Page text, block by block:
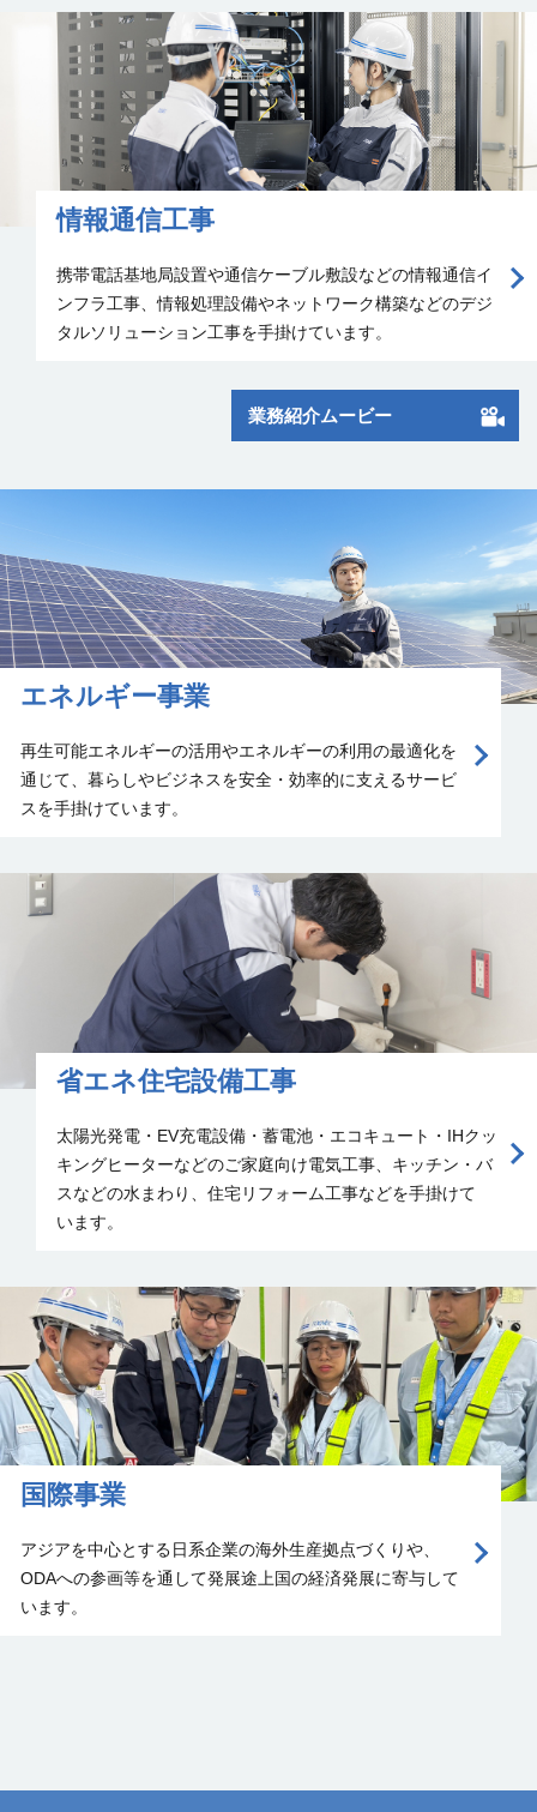
情報通信工事
携帯電話基地局設置や通信ケーブル敷設などの情報通信イ
ンフラ工事、情報処理設備やネットワーク構築などのデジ
タルソリューション工事を手掛けています。
業務紹介ムービー
エネルギー事業
再生可能エネルギーの活用やエネルギーの利用の最適化を
通じて、暮らしやビジネスを安全・効率的に支えるサービ
スを手掛けています。
省エネ住宅設備工事
太陽光発電・EV充電設備・蓄電池・エコキュート・IHクッ
キングヒーターなどのご家庭向け電気工事、キッチン・バ
スなどの水まわり、住宅リフォーム工事などを手掛けて
います。
国際事業
アジアを中心とする日系企業の海外生産拠点づくりや、
ODAへの参画等を通して発展途上国の経済発展に寄与して
います。